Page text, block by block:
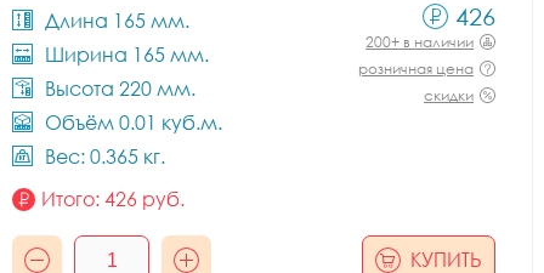
Длина 165 мм.
Ширина 165 мм.
Высота 220 мм.
Объём 0.01 куб.м.
Вес: 0.365 кг.
426
200+ в наличии
розничная цена
скидки
Итого: 426 руб.
КУПИТЬ